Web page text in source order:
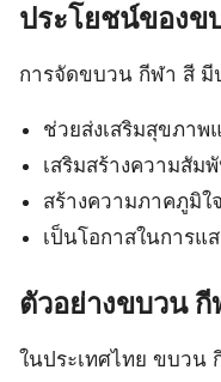
ประโยชน์ของข
การจัดขบวน กีฬา สี มี
ช่วยส่งเสริมสุขภาพ
เสริมสร้างความสัม
สร้างความภาคภูมิใ
เป็นโอกาสในการแ
ตัวอย่างขบวน กี
ในประเทศไทย ขบวน